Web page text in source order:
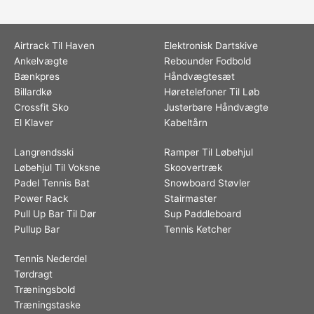
Airtrack Til Haven
Ankelvægte
Bænkpres
Billardkø
Crossfit Sko
El Klaver
Elektronisk Dartskive
Rebounder Fodbold
Håndvægtesæt
Høretelefoner Til Løb
Justerbare Håndvægte
Kabeltårn
Langrendsski
Løbehjul Til Voksne
Padel Tennis Bat
Power Rack
Pull Up Bar Til Dør
Pullup Bar
Ramper Til Løbehjul
Skoovertræk
Snowboard Støvler
Stairmaster
Sup Paddleboard
Tennis Ketcher
Tennis Nederdel
Tørdragt
Træningsbold
Træningstaske